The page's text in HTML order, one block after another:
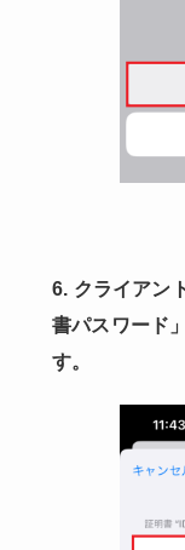
6. クライアン
書パスワード
す。